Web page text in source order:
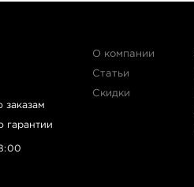
заказам
гарантии
О компании
Статьи
Скидки